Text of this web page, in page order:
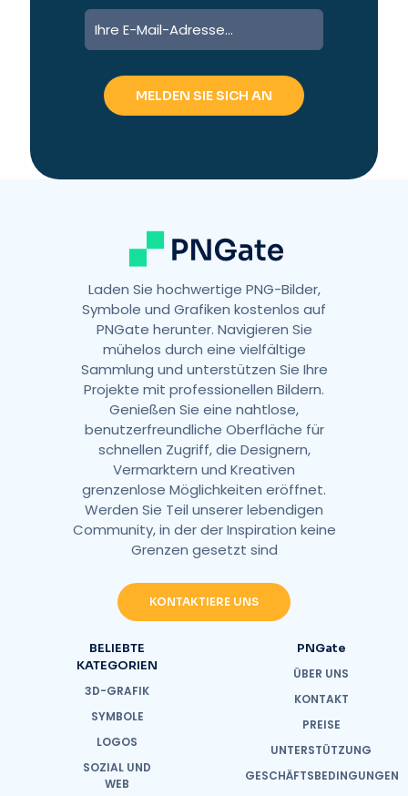
Laden Sie hochwertige PNG-Bilder,
Symbole und Grafiken kostenlos auf
PNGate herunter. Navigieren Sie
mühelos durch eine vielfältige
Sammlung und unterstützen Sie Ihre
Projekte mit professionellen Bildern.
Genießen Sie eine nahtlose,
benutzerfreundliche Oberfläche für
schnellen Zugriff, die Designern,
Vermarktern und Kreativen
grenzenlose Möglichkeiten eröffnet.
Werden Sie Teil unserer lebendigen
Community, in der der Inspiration keine
Grenzen gesetzt sind
KONTAKTIERE UNS
BELIEBTE
KATEGORIEN
3D-GRAFIK
SYMBOLE
LOGOS
SOZIAL UND
WEB
PNGate
ÜBER UNS
KONTAKT
PREISE
UNTERSTÜTZUNG
GESCHÄFTSBEDINGUNGEN